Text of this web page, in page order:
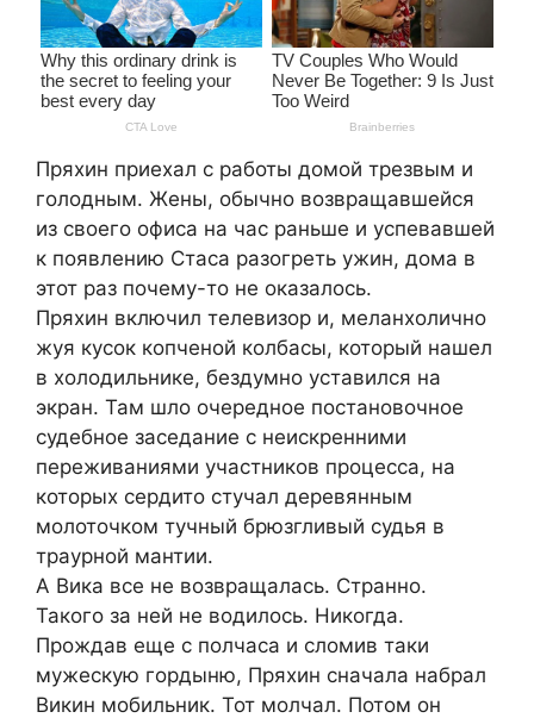
Пряхин приехал с работы домой трезвым и
голодным. Жены, обычно возвращавшейся
из своего офиса на час раньше и успевавшей
к появлению Стаса разогреть ужин, дома в
этот раз почему-то не оказалось.
Пряхин включил телевизор и, меланхолично
жуя кусок копченой колбасы, который нашел
в холодильнике, бездумно уставился на
экран. Там шло очередное постановочное
судебное заседание с неискренними
переживаниями участников процесса, на
которых сердито стучал деревянным
молоточком тучный брюзгливый судья в
траурной мантии.
А Вика все не возвращалась. Странно.
Такого за ней не водилось. Никогда.
Прождав еще с полчаса и сломив таки
мужескую гордыню, Пряхин сначала набрал
Викин мобильник. Тот молчал. Потом он